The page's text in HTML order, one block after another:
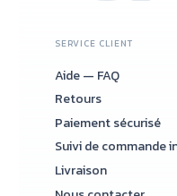
SERVICE CLIENT
Aide — FAQ
Retours
Paiement sécurisé
Suivi de commande
Livraison